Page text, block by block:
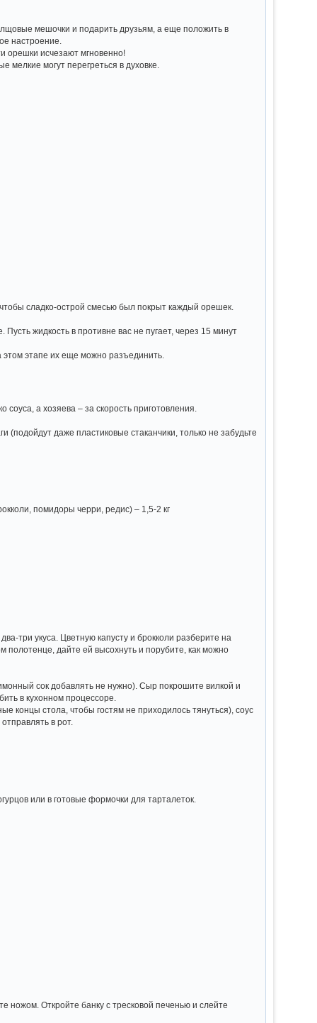
мешочки и подарить друзьям, а еще положить в
настроение.
орешки исчезают мгновенно!
могут перегреться в духовке.
сладко-острой смесью был покрыт каждый орешек.
жидкость в противне вас не пугает, через 15 минут
этапе их еще можно разъединить.
а хозяева – за скорость приготовления.
даже пластиковые стаканчики, только не забудьте
помидоры черри, редис) – 1,5-2 кг
три укуса. Цветную капусту и брокколи разберите на
дайте ей высохнуть и порубите, как можно
сок добавлять не нужно). Сыр покрошите вилкой и
в кухонном процессоре.
концы стола, чтобы гостям не приходилось тянуться), соус
в рот.
или в готовые формочки для тарталеток.
ножом. Откройте банку с тресковой печенью и слейте